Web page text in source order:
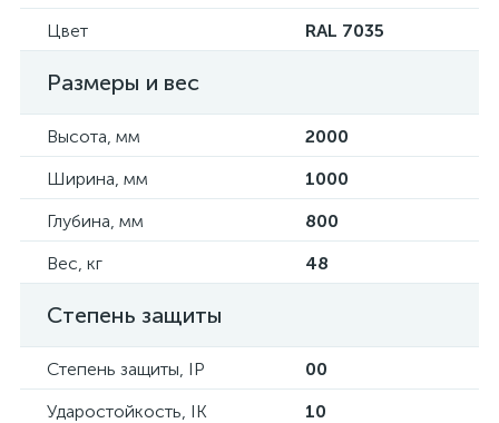
Цвет
RAL 7035
Размеры и вес
Высота, мм
2000
Ширина, мм
1000
Глубина, мм
800
Вес, кг
48
Степень защиты
Степень защиты, IP
00
Ударостойкость, IK
10